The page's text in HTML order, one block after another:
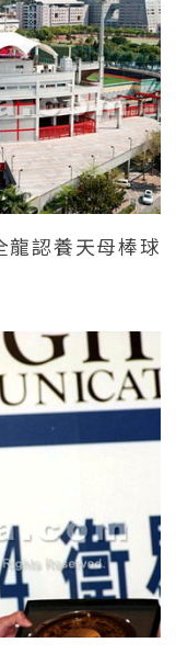
認養天母棒球